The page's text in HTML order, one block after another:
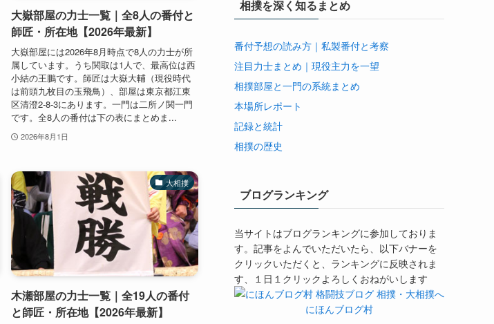
大嶽部屋の力士一覧｜全8人の番付と
師匠・所在地【2026年最新】
大嶽部屋には2026年8月時点で8人の力士が所
属しています。うち関取は1人で、最高位は西
小結の王鵬です。師匠は大嶽大輔（現役時代
は前頭九枚目の玉飛鳥）、部屋は東京都江東
区清澄2-8-3にあります。一門は二所ノ関一門
です。全8人の番付は下の表にまとめま...
2026年8月1日
大相撲
木瀬部屋の力士一覧｜全19人の番付
と師匠・所在地【2026年最新】
相撲を深く知るまとめ
番付予想の読み方｜私製番付と考察
注目力士まとめ｜現役主力を一望
相撲部屋と一門の系統まとめ
本場所レポート
記録と統計
相撲の歴史
ブログランキング
当サイトはブログランキングに参加しておりま
す。記事をよんでいただいたら、以下バナーを
クリックいただくと、ランキングに反映されま
す、１日１クリックよろしくおねがいします
にほんブログ村